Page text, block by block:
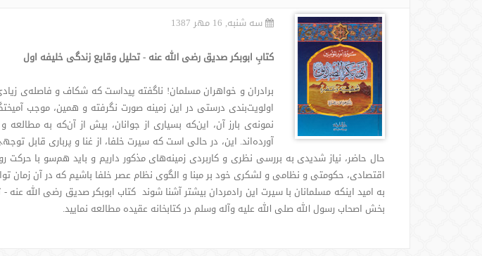
سه شنبه, 16 مهر 1387
کتابِ ابوبکر صدیق رضى الله عنه - تحلیل وقایع زندگی خلیفه اول
برادران و خواهران مسلمان! ناگفته پیداست که شكاف و فاصله‌ی
اولویت‌بندی درستی در این زمینه صورت نگرفته و همین، موجب
نمونه‌ی بارز آن، این‌كه بسیاری از جوانان، بیش از آن‌كه به
آورده‌اند. این، در حالی است كه سیرت خلفا، از غنا و پرباری قابل
حال حاضر، نیاز شدیدی به بررسی نظری و كاربردی زمینه‌های مذكور داریم و باید هم‌سو با
اقتصادی، حكومتی و نظامی و لشكری خود بر مبنا و الگوی نظام عصر خلفا باشیم كه در آن زمان
به امید اینکه مسلمانان با سیرت این رادمردان بیشتر آشنا شوند کتاب ابوبکر صدیق رضى الله
بخش اصحاب رسول الله صلی الله علیه وآله وسلم در کتابخانه عقیده مطالعه نمایید.